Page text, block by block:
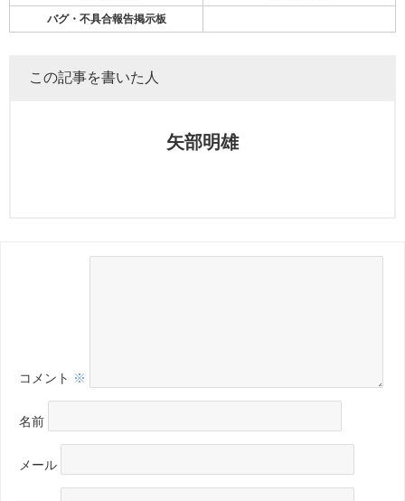
バグ・不具合報告掲示板
この記事を書いた人
矢部明雄
コメント ※
名前
メール